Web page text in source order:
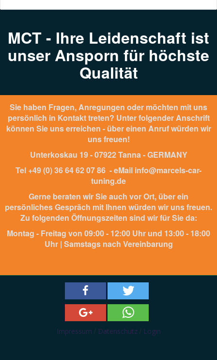
MCT - Ihre Leidenschaft ist
unser Ansporn für höchste
Qualität
Sie haben Fragen, Anregungen oder möchten mit uns
persönlich in Kontakt treten? Unter folgender Anschrift
können Sie uns erreichen - über einen Anruf würden wir
uns freuen!
Unterkoskau 19 - 07922 Tanna - GERMANY
Tel +49 (0) 36 64 62 07 86 - eMail info@marcels-car-
tuning.de
Gerne beraten wir Sie auch vor Ort, über ein
persönliches Gespräch mit Ihnen würden wir uns freuen.
Zu folgenden Öffnungszeiten sind wir für Sie da:
Montag - Freitag von 09:00 - 12:00 Uhr und 13:00 - 18:00
Uhr | Samstags nach Vereinbarung
Impressum / Datenschutz/ Login